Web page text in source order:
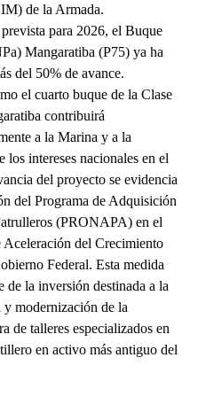
de la Armada.
para 2026, el Buque
Mangaratiba (P75) ya ha
del 50% de avance.
el cuarto buque de la Clase
contribuirá
a la Marina y a la
los intereses nacionales en el
del proyecto se evidencia
del Programa de Adquisición
(PRONAPA) en el
Aceleración del Crecimiento
Federal. Esta medida
de la inversión destinada a la
y modernización de la
de talleres especializados en
en activo más antiguo del